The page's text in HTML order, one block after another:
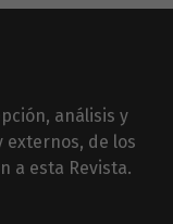
análisis y
externos, de los
a esta Revista.